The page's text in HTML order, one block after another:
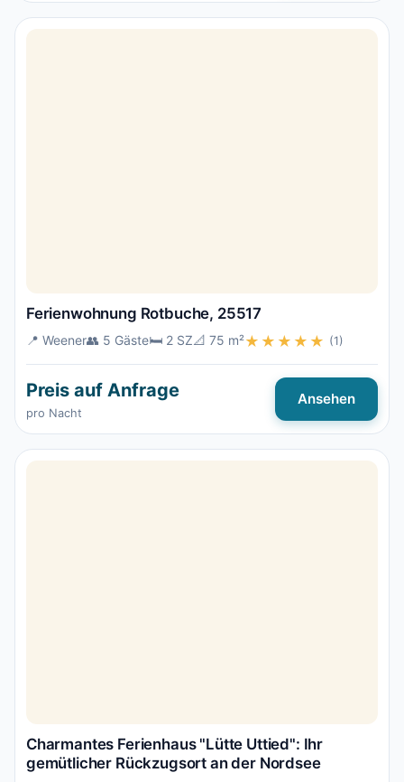
Ferienwohnung Rotbuche, 25517
📍 Weener👥 5 Gäste🛏️ 2 SZ📐 75 m²★★★★★ (1)
Preis auf Anfrage
pro Nacht
Ansehen
gemütlicher Rückzugsort an der Nordsee
📍 Wangerland 👥 2 Gäste🛏️ 1 SZ📐 69 m²★★★★★